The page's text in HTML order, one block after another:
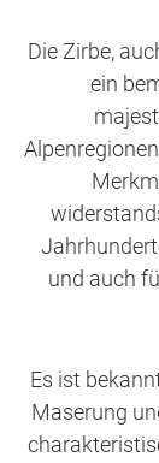
Die Zirbe,
ein
und auch
Es ist
Maserung